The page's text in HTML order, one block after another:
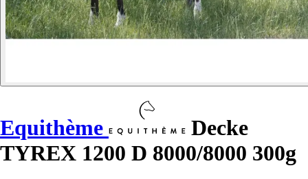
Equithème
Decke
TYREX 1200 D 8000/8000 300g